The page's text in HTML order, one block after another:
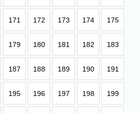
171 172 173 174 175
179 180 181 182 183
187 188 189 190 191
195 196 197 198 199